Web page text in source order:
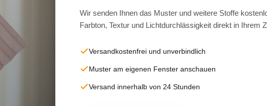
Wir senden Ihnen das Muster und weitere Stoffe
Farbton, Textur und Lichtdurchlässigkeit direkt in Ihrem
Versandkostenfrei und unverbindlich
Muster am eigenen Fenster anschauen
Versand innerhalb von 24 Stunden